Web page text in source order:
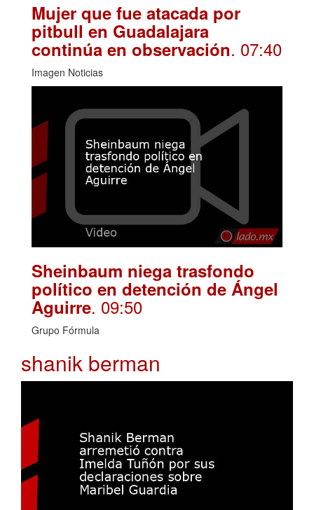
Mujer que fue atacada por
pitbull en Guadalajara
continúa en observación. 07:40
Imagen Noticias
Sheinbaum niega trasfondo
político en detención de Ángel
Aguirre. 09:50
Grupo Fórmula
shanik berman